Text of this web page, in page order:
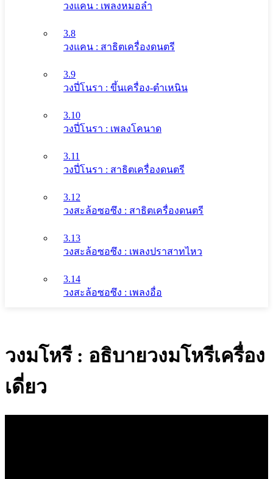
วงแคน : เพลงหมอลำ
3.8
วงแคน : สาธิตเครื่องดนตรี
3.9
วงปี่โนรา : ขึ้นเครื่อง-ตำเหนิน
3.10
วงปี่โนรา : เพลงโคนาด
3.11
วงปี่โนรา : สาธิตเครื่องดนตรี
3.12
วงสะล้อซอซึง : สาธิตเครื่องดนตรี
3.13
วงสะล้อซอซึง : เพลงปราสาทไหว
3.14
วงสะล้อซอซึง : เพลงอื่อ
วงมโหรี : อธิบายวงมโหรีเครื่อง
เดี่ยว